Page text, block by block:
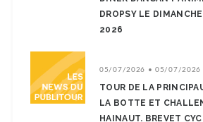
DROPSY LE
2026
05/07/2026 • 05/07/2026
TOUR DE LA
LA BOTTE ET
HAINAUT. BREVET